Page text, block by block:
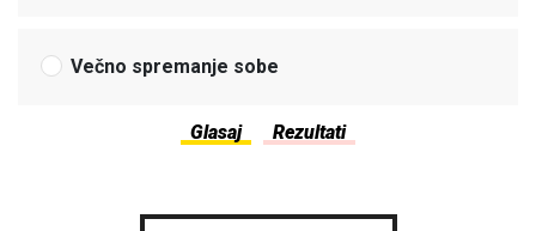
Večno spremanje sobe